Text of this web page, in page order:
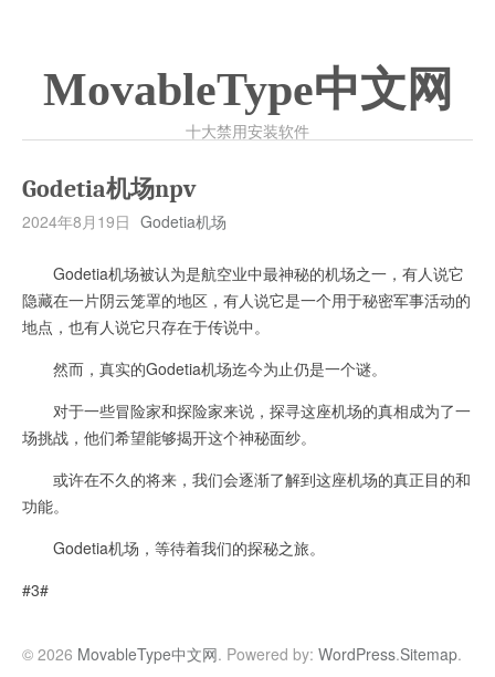
MovableType中文网
十大禁用安装软件
Godetia机场npv
2024年8月19日 Godetia机场
Godetia机场被认为是航空业中最神秘的机场之一，有人说它
隐藏在一片阴云笼罩的地区，有人说它是一个用于秘密军事活动的
地点，也有人说它只存在于传说中。
然而，真实的Godetia机场迄今为止仍是一个谜。
对于一些冒险家和探险家来说，探寻这座机场的真相成为了一
场挑战，他们希望能够揭开这个神秘面纱。
或许在不久的将来，我们会逐渐了解到这座机场的真正目的和
功能。
Godetia机场，等待着我们的探秘之旅。
#3#
© 2026 MovableType中文网. Powered by: WordPress.Sitemap.